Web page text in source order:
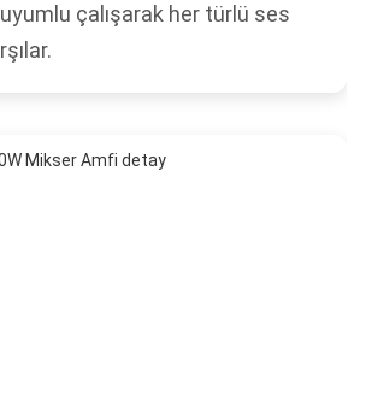
çalışarak her türlü ses